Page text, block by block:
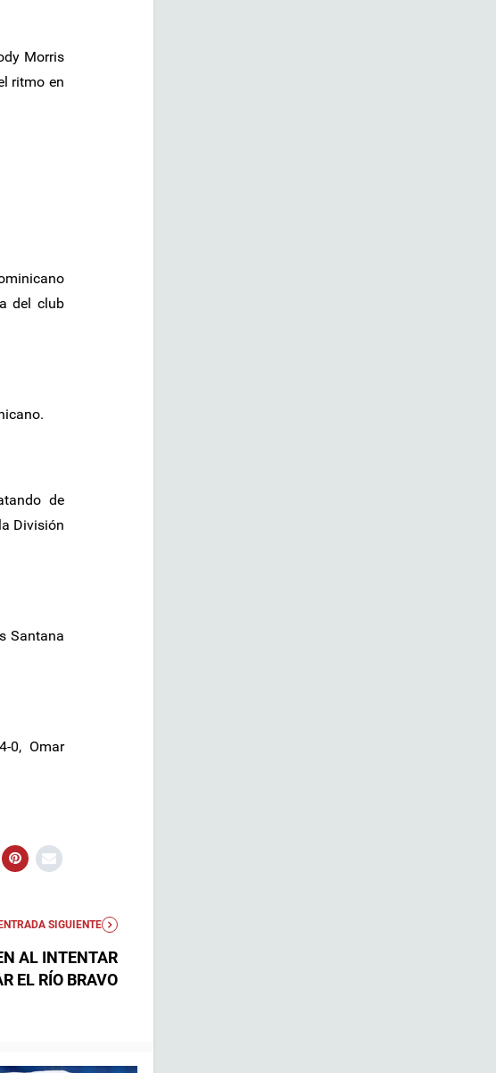
Morris
ritmo en
del club
de
División
Santana
0, Omar
SIGUIENTE
AL INTENTAR
EL RÍO BRAVO